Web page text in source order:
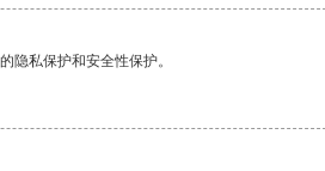
隐私保护和安全性保护。